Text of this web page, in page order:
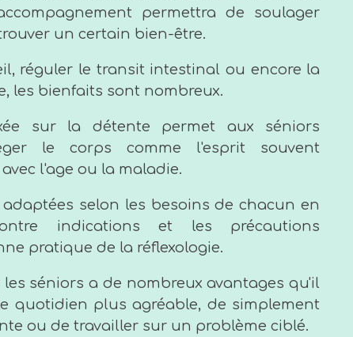
permettra de soulager
un certain bien-être.
réguler le transit intestinal ou encore la
les bienfaits sont nombreux.
sur la détente permet aux séniors
le corps comme l'esprit souvent
l'age ou la maladie.
adaptées selon les besoins de chacun en
indications et les précautions
pratique de la réflexologie.
les séniors a de nombreux avantages qu'il
quotidien plus agréable, de simplement
ou de travailler sur un problème ciblé.